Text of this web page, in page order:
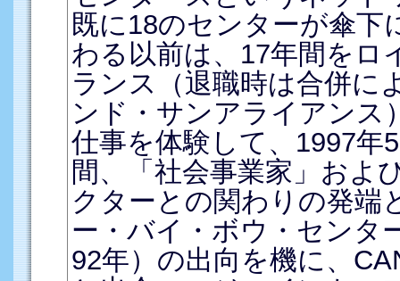
既に18のセンターが傘下
わる以前は、17年間をロ
ランス（退職時は合併に
ンド・サンアライアンス
仕事を体験して、1997年
間、「社会事業家」およ
クターとの関わりの発端
ー・バイ・ボウ・センタ
92年）の出向を機に、